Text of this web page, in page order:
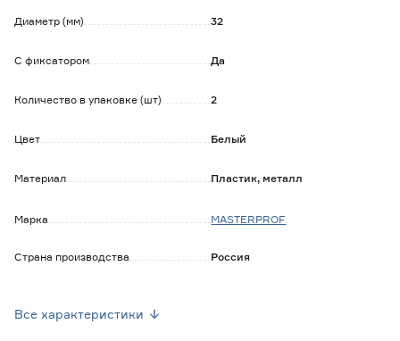
Диаметр (мм) 32
С фиксатором Да
Количество в упаковке (шт) 2
Цвет Белый
Материал Пластик, металл
Марка MASTERPROF
Страна производства Россия
Все характеристики